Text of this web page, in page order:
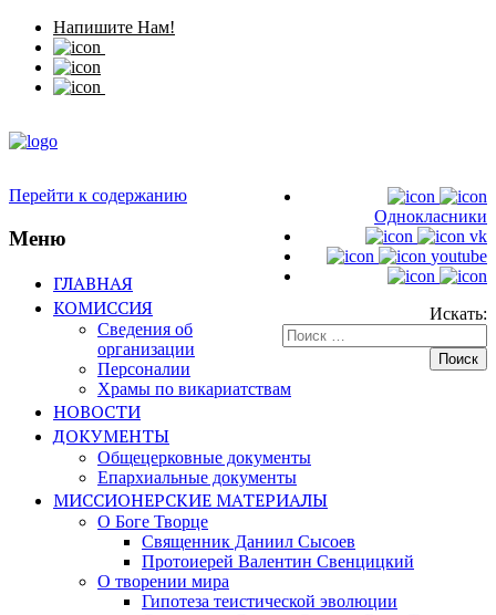
Напишите Нам!
Однокласники
vk
youtube
Искать:
Перейти к содержанию
Меню
ГЛАВНАЯ
КОМИССИЯ
Сведения об
организации
Персоналии
Храмы по викариатствам
НОВОСТИ
ДОКУМЕНТЫ
Общецерковные документы
Епархиальные документы
МИССИОНЕРСКИЕ МАТЕРИАЛЫ
О Боге Творце
Священник Даниил Сысоев
Протоиерей Валентин Свенцицкий
О творении мира
Гипотеза теистической эволюции